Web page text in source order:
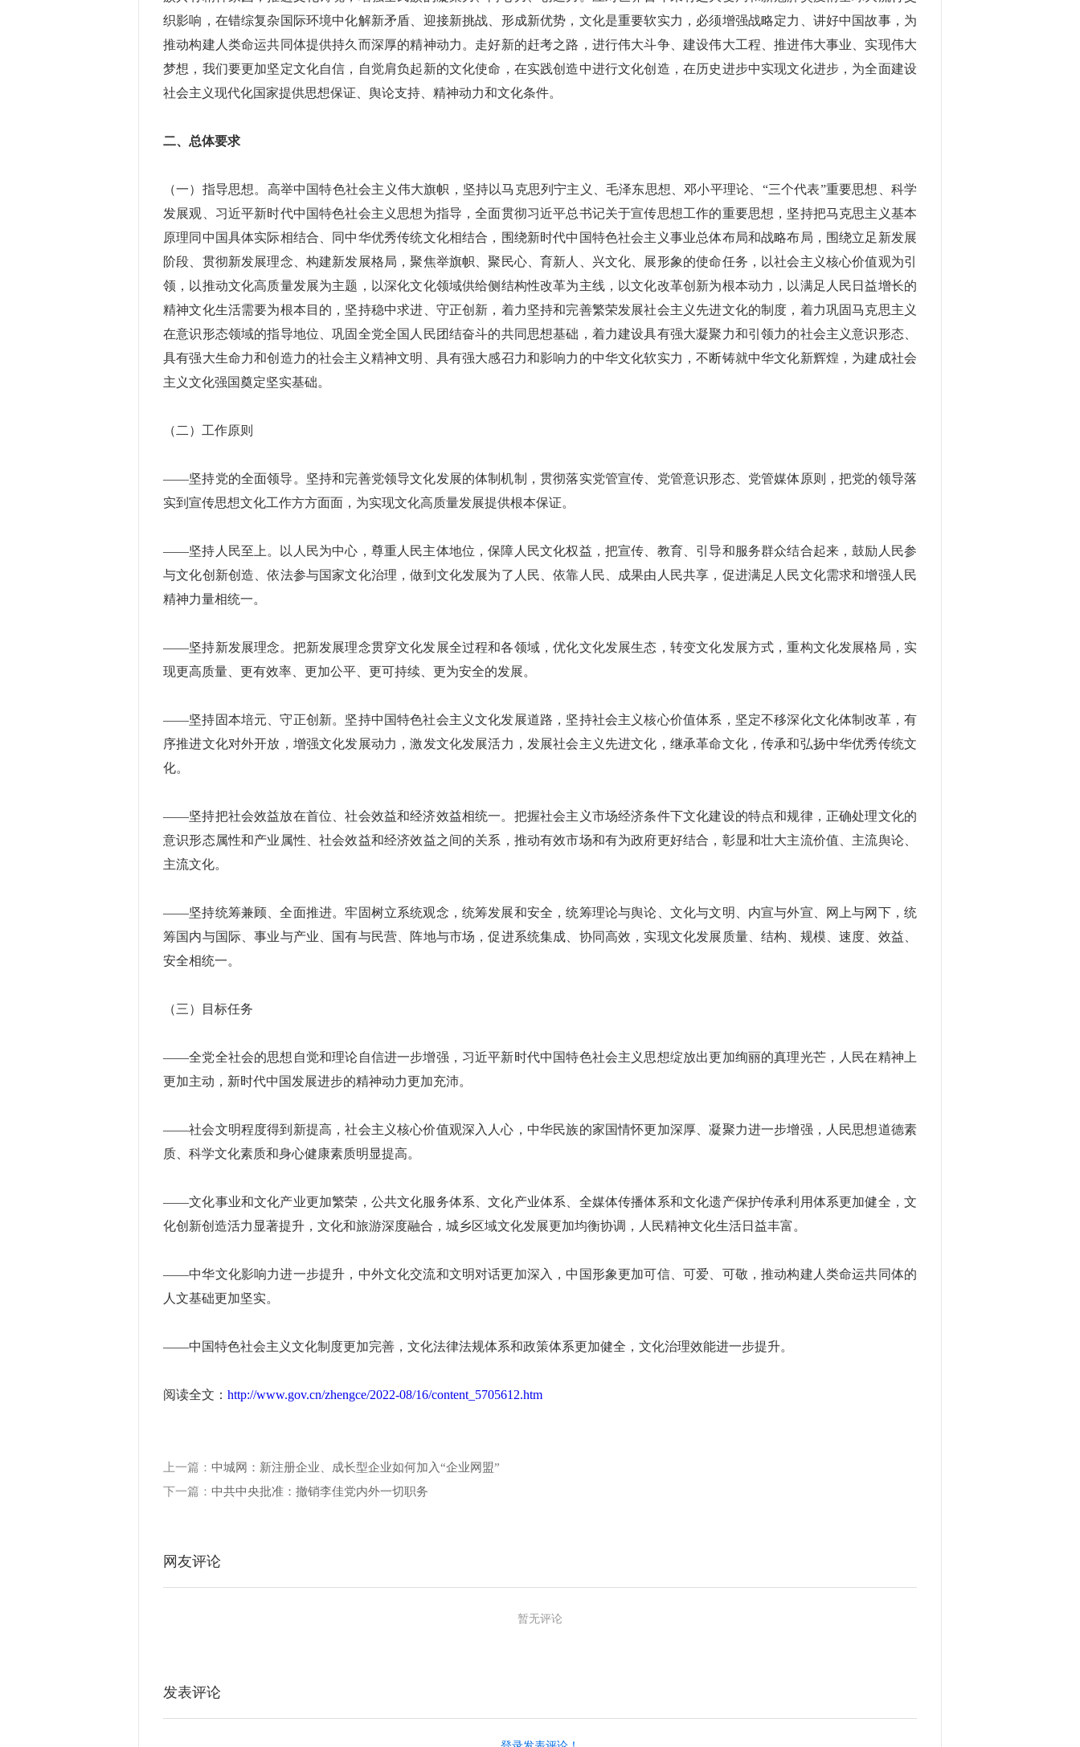
织影响，在错综复杂国际环境中化解新矛盾、迎接新挑战、形成新优势，文化是重要软实力，必须增强战略定力、讲好中国故事，为
推动构建人类命运共同体提供持久而深厚的精神动力。走好新的赶考之路，进行伟大斗争、建设伟大工程、推进伟大事业、实现伟大
梦想，我们要更加坚定文化自信，自觉肩负起新的文化使命，在实践创造中进行文化创造，在历史进步中实现文化进步，为全面建设
社会主义现代化国家提供思想保证、舆论支持、精神动力和文化条件。
二、总体要求
（一）指导思想。高举中国特色社会主义伟大旗帜，坚持以马克思列宁主义、毛泽东思想、邓小平理论、“三个代表”重要思想、科学
发展观、习近平新时代中国特色社会主义思想为指导，全面贯彻习近平总书记关于宣传思想工作的重要思想，坚持把马克思主义基本
原理同中国具体实际相结合、同中华优秀传统文化相结合，围绕新时代中国特色社会主义事业总体布局和战略布局，围绕立足新发展
阶段、贯彻新发展理念、构建新发展格局，聚焦举旗帜、聚民心、育新人、兴文化、展形象的使命任务，以社会主义核心价值观为引
领，以推动文化高质量发展为主题，以深化文化领域供给侧结构性改革为主线，以文化改革创新为根本动力，以满足人民日益增长的
精神文化生活需要为根本目的，坚持稳中求进、守正创新，着力坚持和完善繁荣发展社会主义先进文化的制度，着力巩固马克思主义
在意识形态领域的指导地位、巩固全党全国人民团结奋斗的共同思想基础，着力建设具有强大凝聚力和引领力的社会主义意识形态、
具有强大生命力和创造力的社会主义精神文明、具有强大感召力和影响力的中华文化软实力，不断铸就中华文化新辉煌，为建成社会
主义文化强国奠定坚实基础。
（二）工作原则
——坚持党的全面领导。坚持和完善党领导文化发展的体制机制，贯彻落实党管宣传、党管意识形态、党管媒体原则，把党的领导落
实到宣传思想文化工作方方面面，为实现文化高质量发展提供根本保证。
——坚持人民至上。以人民为中心，尊重人民主体地位，保障人民文化权益，把宣传、教育、引导和服务群众结合起来，鼓励人民参
与文化创新创造、依法参与国家文化治理，做到文化发展为了人民、依靠人民、成果由人民共享，促进满足人民文化需求和增强人民
精神力量相统一。
——坚持新发展理念。把新发展理念贯穿文化发展全过程和各领域，优化文化发展生态，转变文化发展方式，重构文化发展格局，实
现更高质量、更有效率、更加公平、更可持续、更为安全的发展。
——坚持固本培元、守正创新。坚持中国特色社会主义文化发展道路，坚持社会主义核心价值体系，坚定不移深化文化体制改革，有
序推进文化对外开放，增强文化发展动力，激发文化发展活力，发展社会主义先进文化，继承革命文化，传承和弘扬中华优秀传统文
化。
——坚持把社会效益放在首位、社会效益和经济效益相统一。把握社会主义市场经济条件下文化建设的特点和规律，正确处理文化的
意识形态属性和产业属性、社会效益和经济效益之间的关系，推动有效市场和有为政府更好结合，彰显和壮大主流价值、主流舆论、
主流文化。
——坚持统筹兼顾、全面推进。牢固树立系统观念，统筹发展和安全，统筹理论与舆论、文化与文明、内宣与外宣、网上与网下，统
筹国内与国际、事业与产业、国有与民营、阵地与市场，促进系统集成、协同高效，实现文化发展质量、结构、规模、速度、效益、
安全相统一。
（三）目标任务
——全党全社会的思想自觉和理论自信进一步增强，习近平新时代中国特色社会主义思想绽放出更加绚丽的真理光芒，人民在精神上
更加主动，新时代中国发展进步的精神动力更加充沛。
——社会文明程度得到新提高，社会主义核心价值观深入人心，中华民族的家国情怀更加深厚、凝聚力进一步增强，人民思想道德素
质、科学文化素质和身心健康素质明显提高。
——文化事业和文化产业更加繁荣，公共文化服务体系、文化产业体系、全媒体传播体系和文化遗产保护传承利用体系更加健全，文
化创新创造活力显著提升，文化和旅游深度融合，城乡区域文化发展更加均衡协调，人民精神文化生活日益丰富。
——中华文化影响力进一步提升，中外文化交流和文明对话更加深入，中国形象更加可信、可爱、可敬，推动构建人类命运共同体的
人文基础更加坚实。
——中国特色社会主义文化制度更加完善，文化法律法规体系和政策体系更加健全，文化治理效能进一步提升。
阅读全文： http://www.gov.cn/zhengce/2022-08/16/content_5705612.htm
上一篇： 中城网：新注册企业、成长型企业如何加入“企业网盟”
下一篇： 中共中央批准：撤销李佳党内外一切职务
网友评论
暂无评论
发表评论